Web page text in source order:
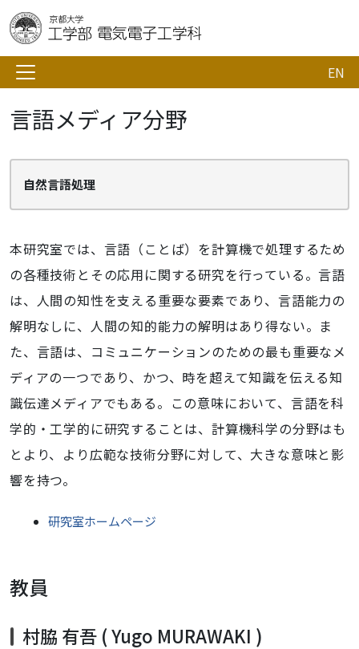
EN
言語メディア分野
自然言語処理
本研究室では、言語（ことば）を計算機で処理するため
の各種技術とその応用に関する研究を行っている。言語
は、人間の知性を支える重要な要素であり、言語能力の
解明なしに、人間の知的能力の解明はあり得ない。ま
た、言語は、コミュニケーションのための最も重要なメ
ディアの一つであり、かつ、時を超えて知識を伝える知
識伝達メディアでもある。この意味において、言語を科
学的・工学的に研究することは、計算機科学の分野はも
とより、より広範な技術分野に対して、大きな意味と影
響を持つ。
研究室ホームページ
教員
村脇 有吾 ( Yugo MURAWAKI )